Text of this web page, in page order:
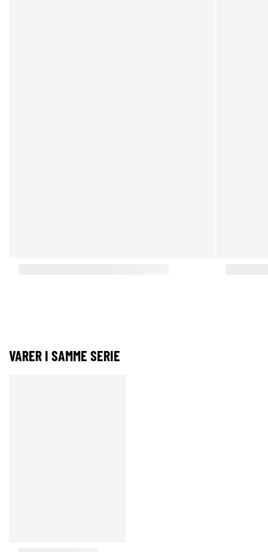
VARER I SAMME SERIE